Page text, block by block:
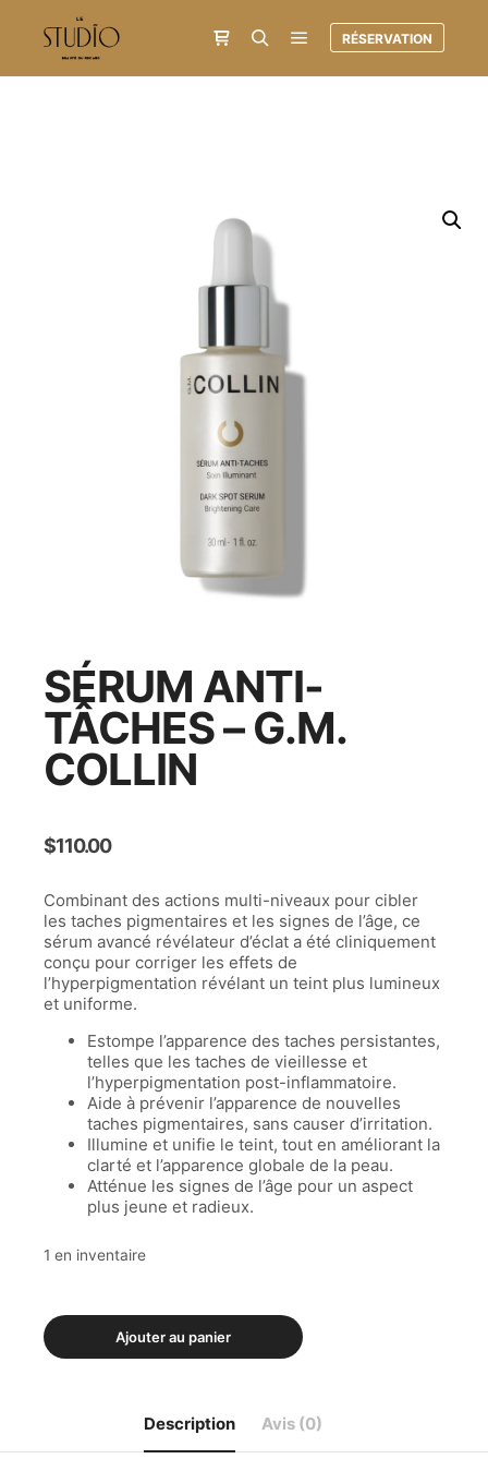
RÉSERVATION
SÉRUM ANTI-
TÂCHES – G.M.
COLLIN
$110.00
Combinant des actions multi-niveaux pour cibler
les taches pigmentaires et les signes de l’âge, ce
sérum avancé révélateur d’éclat a été cliniquement
conçu pour corriger les effets de
l’hyperpigmentation révélant un teint plus lumineux
et uniforme.
Estompe l’apparence des taches persistantes,
telles que les taches de vieillesse et
l’hyperpigmentation post-inflammatoire.
Aide à prévenir l’apparence de nouvelles
taches pigmentaires, sans causer d’irritation.
Illumine et unifie le teint, tout en améliorant la
clarté et l’apparence globale de la peau.
Atténue les signes de l’âge pour un aspect
plus jeune et radieux.
1 en inventaire
Ajouter au panier
Description Avis (0)